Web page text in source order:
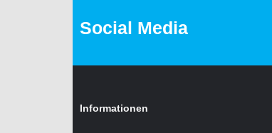
Social Media
Informationen